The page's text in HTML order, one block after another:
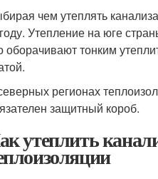
чем утеплять
Утепление на юге
оборачивают тонким
регионах
защитный короб.
утеплить